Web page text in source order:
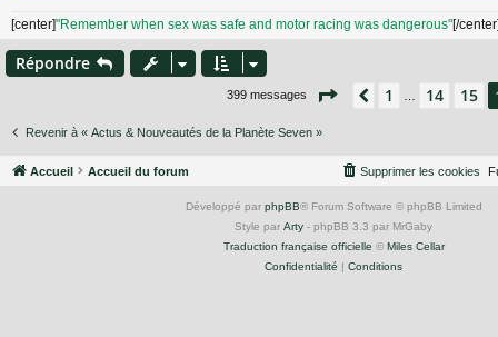
[center]"Remember when sex was safe and motor racing was dangerous"[/
Répondre
399 messages Page 16 sur27
Précédent
1 14 15
Revenir à « Actus & Nouveautés de la Planète Seven »
Accueil Accueil du forum Supprimer les cookies
Développé par phpBB® Forum Software © phpBB Limited
Style par Arty - phpBB 3.3 par MrGaby
Traduction française officielle © Miles Cellar
Confidentialité | Conditions